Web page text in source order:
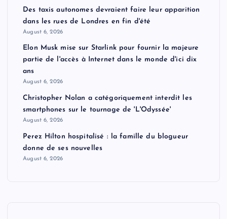
Des taxis autonomes devraient faire leur apparition
dans les rues de Londres en fin d'été
August 6, 2026
Elon Musk mise sur Starlink pour fournir la majeure
partie de l'accès à Internet dans le monde d'ici dix
ans
August 6, 2026
Christopher Nolan a catégoriquement interdit les
smartphones sur le tournage de 'L'Odyssée'
August 6, 2026
Perez Hilton hospitalisé : la famille du blogueur
donne de ses nouvelles
August 6, 2026